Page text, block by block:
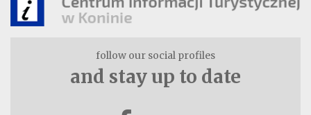
follow our social profiles
and stay up to date